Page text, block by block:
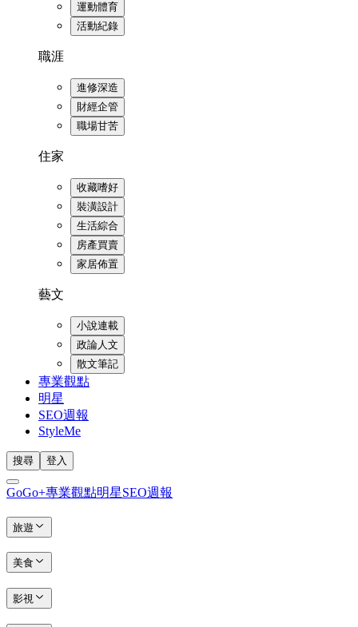
運動體育
活動紀錄
職涯
進修深造
財經企管
職場甘苦
住家
收藏嗜好
裝潢設計
生活綜合
房產買賣
家居佈置
藝文
小說連載
政論人文
散文筆記
專業觀點
明星
SEO週報
StyleMe
搜尋 登入
GoGo+專業觀點明星SEO週報
旅遊
美食
影視